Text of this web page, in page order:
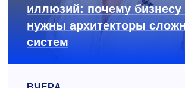
иллюзий: почему бизнесу
нужны архитекторы
систем